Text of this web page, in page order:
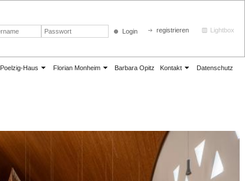
Poelzig-Haus Florian Monheim Barbara Opitz Kontakt Datenschutz
Login registrieren Lightbox